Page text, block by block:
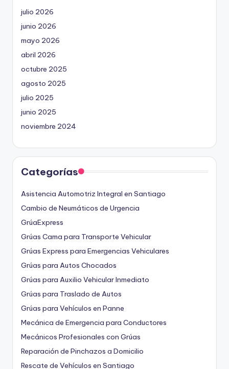
julio 2026
junio 2026
mayo 2026
abril 2026
octubre 2025
agosto 2025
julio 2025
junio 2025
noviembre 2024
Categorías
Asistencia Automotriz Integral en Santiago
Cambio de Neumáticos de Urgencia
GrúaExpress
Grúas Cama para Transporte Vehicular
Grúas Express para Emergencias Vehiculares
Grúas para Autos Chocados
Grúas para Auxilio Vehicular Inmediato
Grúas para Traslado de Autos
Grúas para Vehículos en Panne
Mecánica de Emergencia para Conductores
Mecánicos Profesionales con Grúas
Reparación de Pinchazos a Domicilio
Rescate de Vehículos en Santiago